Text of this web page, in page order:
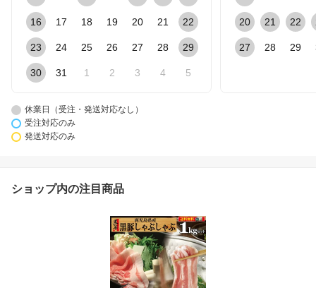
16 17 18 19 20 21 22
23 24 25 26 27 28 29
30 31 1 2 3 4 5
20 21 22
27 28 29
休業日（受注・発送対応なし）
受注対応のみ
発送対応のみ
ショップ内の注目商品